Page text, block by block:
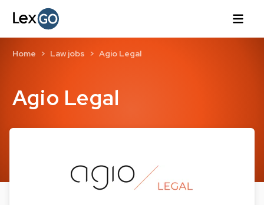
Agio Legal
Home Law jobs Agio Legal